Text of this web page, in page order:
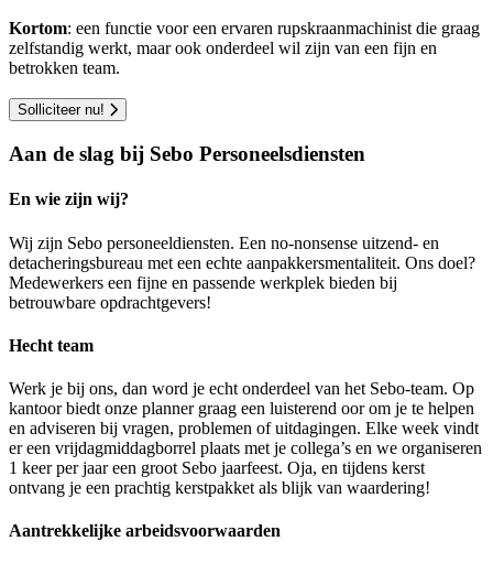
Kortom: een functie voor een ervaren rupskraanmachinist die graag
zelfstandig werkt, maar ook onderdeel wil zijn van een fijn en
betrokken team.
Solliciteer nu!
Aan de slag bij Sebo Personeelsdiensten
En wie zijn wij?
Wij zijn Sebo personeeldiensten. Een no-nonsense uitzend- en
detacheringsbureau met een echte aanpakkersmentaliteit. Ons doel?
Medewerkers een fijne en passende werkplek bieden bij
betrouwbare opdrachtgevers!
Hecht team
Werk je bij ons, dan word je echt onderdeel van het Sebo-team. Op
kantoor biedt onze planner graag een luisterend oor om je te helpen
en adviseren bij vragen, problemen of uitdagingen. Elke week vindt
er een vrijdagmiddagborrel plaats met je collega’s en we organiseren
1 keer per jaar een groot Sebo jaarfeest. Oja, en tijdens kerst
ontvang je een prachtig kerstpakket als blijk van waardering!
Aantrekkelijke arbeidsvoorwaarden